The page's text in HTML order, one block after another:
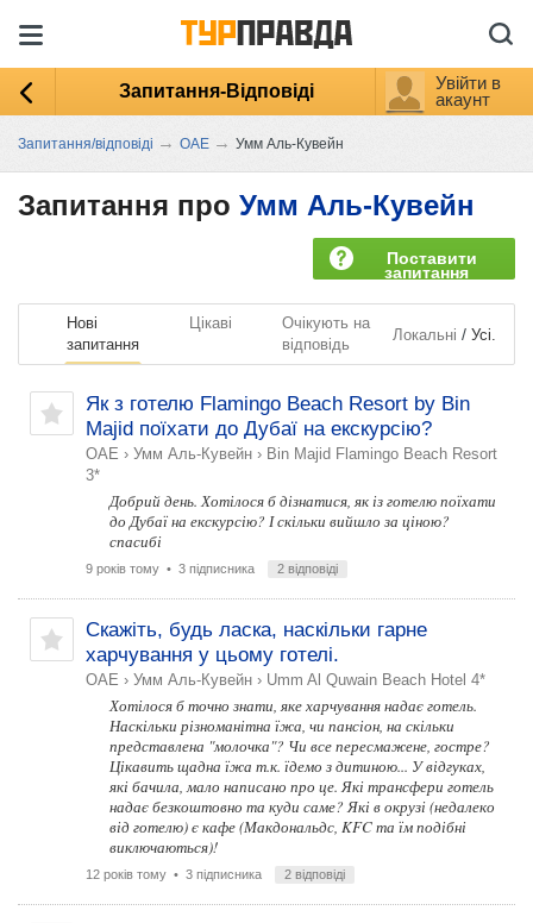
Запитання-Відповіді
Увійти в
акаунт
Запитання/відповіді → ОАЕ → Умм Аль-Кувейн
Запитання про Умм Аль-Кувейн
Поставити
запитання
Нові
запитання
Цікаві
Очікують на
відповідь
Локальні / Усі.
Як з готелю Flamingo Beach Resort by Bin
Majid поїхати до Дубаї на екскурсію?
ОАЕ › Умм Аль-Кувейн › Bin Majid Flamingo Beach Resort
3*
Добрий день. Хотілося б дізнатися, як із готелю поїхати
до Дубаї на екскурсію? І скільки вийшло за ціною?
спасибі
9 років тому • 3 підписника 2 відповіді
Скажіть, будь ласка, наскільки гарне
харчування у цьому готелі.
ОАЕ › Умм Аль-Кувейн › Umm Al Quwain Beach Hotel 4*
Хотілося б точно знати, яке харчування надає готель.
Наскільки різноманітна їжа, чи пансіон, на скільки
представлена ​​"молочка"? Чи все пересмажене, гостре?
Цікавить щадна їжа т.к. їдемо з дитиною... У відгуках,
які бачила, мало написано про це. Які трансфери готель
надає безкоштовно та куди саме? Які в окрузі (недалеко
від готелю) є кафе (Макдональдс, KFC та їм подібні
виключаються)!
12 років тому • 3 підписника 2 відповіді